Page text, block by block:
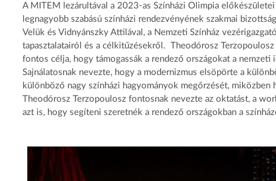
A MITEM lezárultával a 2023-as Színházi Olimpia
legnagyobb szabású színházi rendezvényének szakmai
Velük és Vidnyánszky Attilával, a Nemzeti Színház
tapasztalatairól és a célkitűzésekről. Theodórosz
fontos célja, hogy támogassák a rendező országokat a
Sajnálatosnak nevezte, hogy a modernizmus elsöpörte a
különböző nagy színházi hagyományok megőrzését,
Theodórosz Terzopoulosz fontosnak nevezte az oktatást, a
azt is, hogy segíteni szeretnék a rendező országokban a